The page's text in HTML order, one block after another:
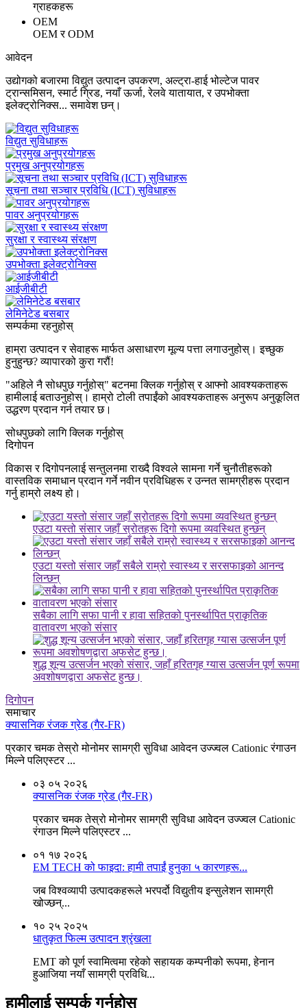
ग्राहकहरू
OEM
OEM र ODM
आवेदन
उद्योगको बजारमा विद्युत उत्पादन उपकरण, अल्ट्रा-हाई भोल्टेज पावर
ट्रान्समिसन, स्मार्ट ग्रिड, नयाँ ऊर्जा, रेलवे यातायात, र उपभोक्ता
इलेक्ट्रोनिक्स... समावेश छन्।
विद्युत सुविधाहरू
प्रमुख अनुप्रयोगहरू
सूचना तथा सञ्चार प्रविधि (ICT) सुविधाहरू
पावर अनुप्रयोगहरू
सुरक्षा र स्वास्थ्य संरक्षण
उपभोक्ता इलेक्ट्रोनिक्स
आईजीबीटी
लेमिनेटेड बसबार
सम्पर्कमा रहनुहोस्
हाम्रा उत्पादन र सेवाहरू मार्फत असाधारण मूल्य पत्ता लगाउनुहोस्। इच्छुक
हुनुहुन्छ? व्यापारको कुरा गरौं!
"अहिले नै सोधपुछ गर्नुहोस्" बटनमा क्लिक गर्नुहोस् र आफ्नो आवश्यकताहरू
हामीलाई बताउनुहोस्। हाम्रो टोली तपाईंको आवश्यकताहरू अनुरूप अनुकूलित
उद्धरण प्रदान गर्न तयार छ।
सोधपुछको लागि क्लिक गर्नुहोस्
दिगोपन
विकास र दिगोपनलाई सन्तुलनमा राख्दै विश्वले सामना गर्ने चुनौतीहरूको
वास्तविक समाधान प्रदान गर्ने नवीन प्रविधिहरू र उन्नत सामग्रीहरू प्रदान
गर्नु हाम्रो लक्ष्य हो।
एउटा यस्तो संसार जहाँ स्रोतहरू दिगो रूपमा व्यवस्थित हुन्छन्
एउटा यस्तो संसार जहाँ सबैले राम्रो स्वास्थ्य र सरसफाइको आनन्द
लिन्छन्
सबैका लागि सफा पानी र हावा सहितको पुनर्स्थापित प्राकृतिक
वातावरण भएको संसार
शुद्ध शून्य उत्सर्जन भएको संसार, जहाँ हरितगृह ग्यास उत्सर्जन पूर्ण रूपमा
अवशोषणद्वारा अफसेट हुन्छ।
दिगोपन
समाचार
क्यासनिक रंजक ग्रेड (गैर-FR)
प्रकार चमक तेस्रो मोनोमर सामग्री सुविधा आवेदन उज्ज्वल Cationic रंगाउन
मिल्ने पलिएस्टर ...
०३ ०५ २०२६
क्यासनिक रंजक ग्रेड (गैर-FR)
प्रकार चमक तेस्रो मोनोमर सामग्री सुविधा आवेदन उज्ज्वल Cationic
रंगाउन मिल्ने पलिएस्टर ...
०१ १७ २०२६
EM TECH को फाइदा: हामी तपाईं हुनुका ५ कारणहरू...
जब विश्वव्यापी उत्पादकहरूले भरपर्दो विद्युतीय इन्सुलेशन सामग्री
खोज्छन्...
१० २५ २०२५
धातुकृत फिल्म उत्पादन श्रृंखला
EMT को पूर्ण स्वामित्वमा रहेको सहायक कम्पनीको रूपमा, हेनान
हुआजिया नयाँ सामग्री प्रविधि...
हामीलाई सम्पर्क गर्नुहोस्